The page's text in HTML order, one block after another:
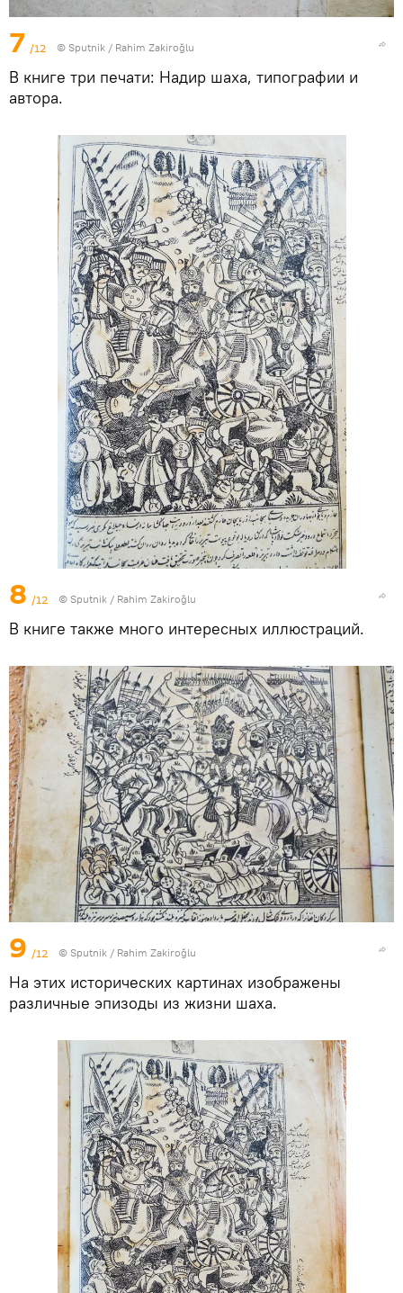
7 /12 © Sputnik / Rahim Zakiroğlu
В книге три печати: Надир шаха, типографии и
автора.
8 /12 © Sputnik / Rahim Zakiroğlu
В книге также много интересных иллюстраций.
9 /12 © Sputnik / Rahim Zakiroğlu
На этих исторических картинах изображены
различные эпизоды из жизни шаха.